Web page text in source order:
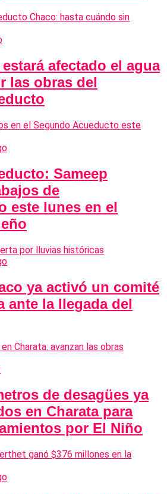
afectado el agua
las obras del
Sameep
de
este lunes en el
ya activó un comité
ante la llegada del
de desagües ya
en Charata para
por El Niño